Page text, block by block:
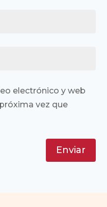
electrónico y web
vez que
Enviar